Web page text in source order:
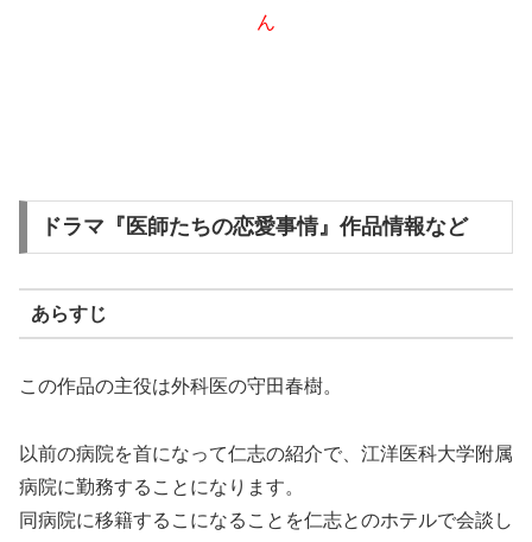
ん
ドラマ『医師たちの恋愛事情』作品情報など
あらすじ
この作品の主役は外科医の守田春樹。
以前の病院を首になって仁志の紹介で、江洋医科大学附属
病院に勤務することになります。
同病院に移籍するこになることを仁志とのホテルで会談し